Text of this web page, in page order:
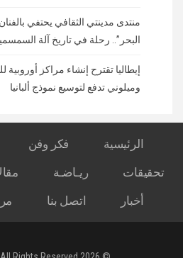
منتدى مدينتي الثقافي يحتفي
البحر”.. رحلة في تاريخ آلة
إيطاليا تقترح إنشاء مراكز أوروبية
وميلوني تدفع لتوسيع نموذج ألبانيا
الرئيسية فكر وفن
تحقيقات
ريـاضـة
أخبار
اتصل بنا